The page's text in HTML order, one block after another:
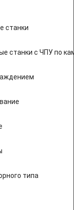
станки
станки с ЧПУ по
типа